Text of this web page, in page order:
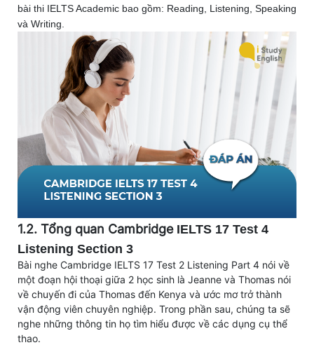
bài thi IELTS Academic bao gồm: Reading, Listening, Speaking
và Writing.
1.2. Tổng quan Cambridge IELTS 17 Test 4
Listening Section 3
Bài nghe Cambridge IELTS 17 Test 2 Listening Part 4 nói về
một đoạn hội thoại giữa 2 học sinh là Jeanne và Thomas nói
về chuyến đi của Thomas đến Kenya và ước mơ trở thành
vận động viên chuyên nghiệp. Trong phần sau, chúng ta sẽ
nghe những thông tin họ tìm hiểu được về các dụng cụ thể
thao.